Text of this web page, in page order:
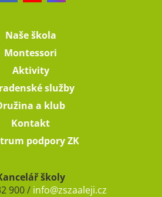
Naše škola
Montessori
Aktivity
služby
a klub
Kontakt
podpory ZK
školy
900 / info@zszaaleji.cz